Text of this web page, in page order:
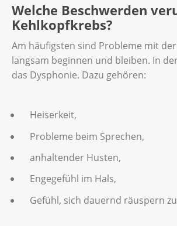
Welche Beschwerden
Kehlkopfkrebs?
Am häufigsten sind Probleme mit
langsam beginnen und bleiben. In
das Dysphonie. Dazu gehören:
Heiserkeit,
Probleme beim Sprechen,
anhaltender Husten,
Engegefühl im Hals,
Gefühl, sich dauernd räuspern